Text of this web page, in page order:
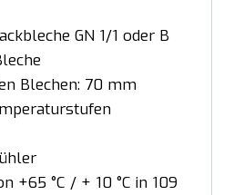
GN 1/1 oder B
Blechen: 70 mm
+65 °C / + 10 °C in 109